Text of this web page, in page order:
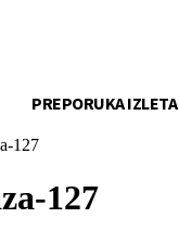
PREPORUKA IZLETA
127
127